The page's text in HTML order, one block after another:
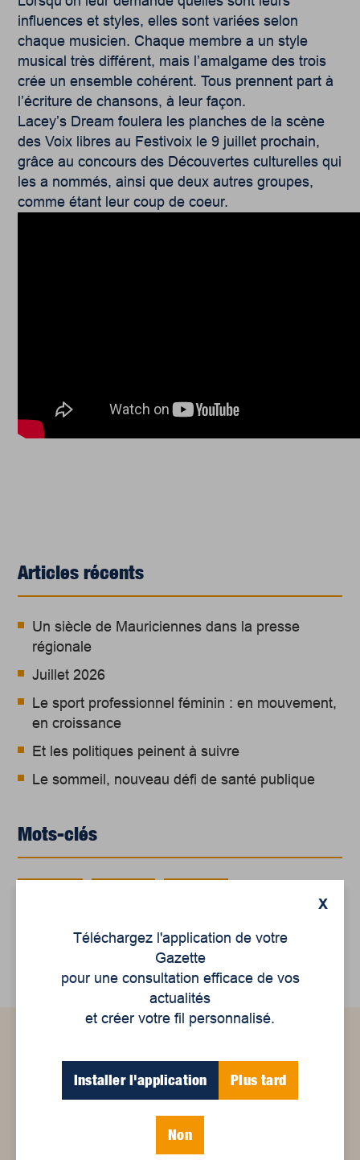
influences et styles, elles sont variées selon
chaque musicien. Chaque membre a un style
musical très différent, mais l’amalgame des trois
crée un ensemble cohérent. Tous prennent part à
l’écriture de chansons, à leur façon.
Lacey’s Dream foulera les planches de la scène
des Voix libres au Festivoix le 9 juillet prochain,
grâce au concours des Découvertes culturelles qui
les a nommés, ainsi que deux autres groupes,
comme étant leur coup de coeur.
Articles récents
Un siècle de Mauriciennes dans la presse
régionale
Juillet 2026
Le sport professionnel féminin : en mouvement,
en croissance
Et les politiques peinent à suivre
Le sommeil, nouveau défi de santé publique
Mots-clés
Articles connexes
X
Téléchargez l'application de votre
Gazette
pour une consultation efficace de vos
actualités
et créer votre fil personnalisé.
Installer l'application Plus tard
Non